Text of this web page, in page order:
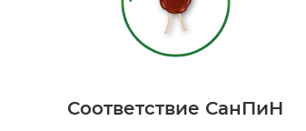
Соответствие СанПиН